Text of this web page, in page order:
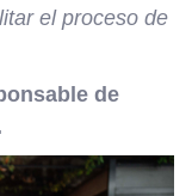
el proceso de
de